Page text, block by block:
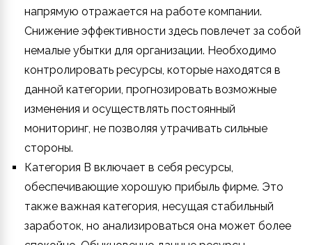
напрямую отражается на работе компании.
Снижение эффективности здесь повлечет за собой
немалые убытки для организации. Необходимо
контролировать ресурсы, которые находятся в
данной категории, прогнозировать возможные
изменения и осуществлять постоянный
мониторинг, не позволяя утрачивать сильные
стороны.
Категория B включает в себя ресурсы,
обеспечивающие хорошую прибыль фирме. Это
также важная категория, несущая стабильный
заработок, но анализироваться она может более